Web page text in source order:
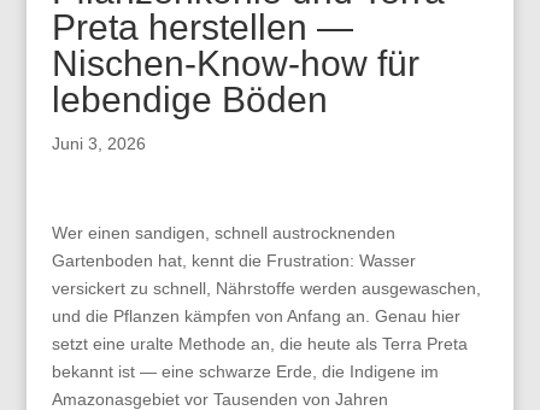
Preta herstellen —
Nischen-Know-how für
lebendige Böden
Juni 3, 2026
Wer einen sandigen, schnell austrocknenden
Gartenboden hat, kennt die Frustration: Wasser
versickert zu schnell, Nährstoffe werden ausgewaschen,
und die Pflanzen kämpfen von Anfang an. Genau hier
setzt eine uralte Methode an, die heute als Terra Preta
bekannt ist — eine schwarze Erde, die Indigene im
Amazonasgebiet vor Tausenden von Jahren